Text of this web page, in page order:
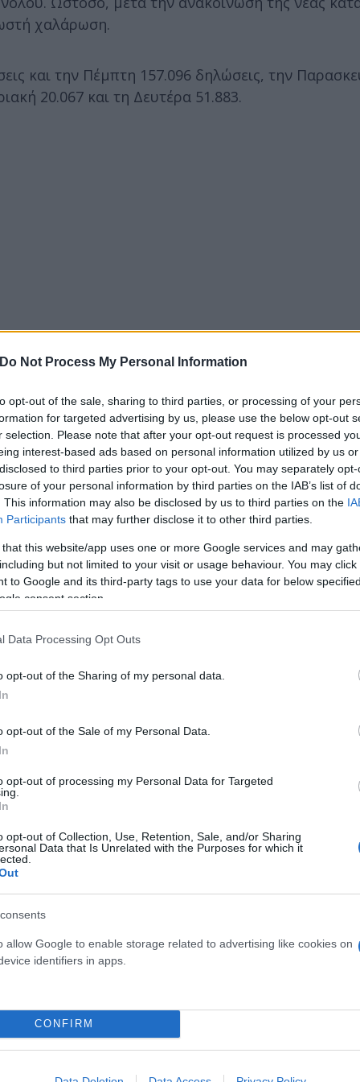
Do Not Process My Personal Information
opt-out of the sale, sharing to third parties, or processing of your
for targeted advertising by us, please use the below opt-out
selection. Please note that after your opt-out request is processed
interest-based ads based on personal information utilized by us
to third parties prior to your opt-out. You may separately
of your personal information by third parties on the IAB’s list of
This information may also be disclosed by us to third parties on the
Participants that may further disclose it to other third parties.
that this website/app uses one or more Google services and may
but not limited to your visit or usage behaviour. You may
to Google and its third-party tags to use your data for below
consent section.
Data Processing Opt Outs
opt-out of the Sharing of my personal data.
opt-out of the Sale of my Personal Data.
opt-out of processing my Personal Data for Targeted
opt-out of Collection, Use, Retention, Sale, and/or Sharing
Data that Is Unrelated with the Purposes for which it
allow Google to enable storage related to advertising like cookies on
identifiers in apps.
CONFIRM
χαλάρωση.
και την Πέμπτη 157.096 δηλώσεις, την
20.067 και τη Δευτέρα 51.883.
είχαν υποβληθεί μόνο σε μία ημέρα. Οι
λογιστών τους όπου απαιτείται, να καταθέσουν
υπερεπαρκεί.
Flash.grστην αναζήτηση τηςGoogle
του Συμφώνου Σταθερότητας με παροχές
εισόδημα δήλωσαν ένας στους δύο Έλληνες
πάνω από 2 εκατ. φορολογούμενους
ρεύματος - Το μοιραίο λάθος με το air
φωτός